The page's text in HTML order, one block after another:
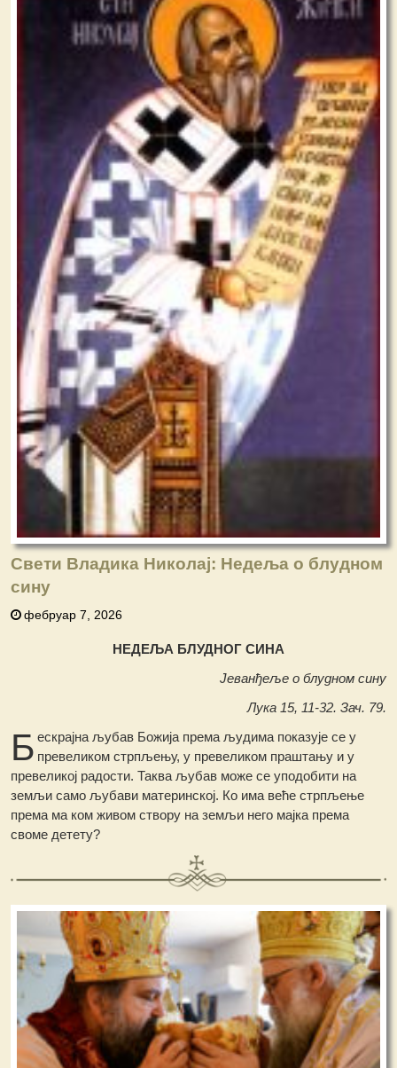
Свети Владика Николај: Недеља o блудном
сину
фебруар 7, 2026
НЕДЕЉА БЛУДНОГ СИНА
Јеванђеље о блудном сину
Лука 15, 11-32. Зач. 79.
Б ескрајна љубав Божија према људима показује се у
превеликом стрпљењу, у превеликом праштању и у
превеликој радости. Таква љубав може се уподобити на
земљи само љубави материнској. Ко има веће стрпљење
према ма ком живом створу на земљи него мајка према
своме детету?